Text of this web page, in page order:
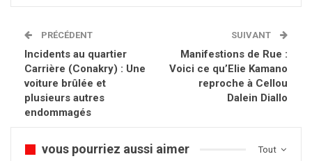
PRÉCÉDENT
Incidents au quartier
Carrière (Conakry) : Une
voiture brûlée et
plusieurs autres
endommagés
SUIVANT
Manifestions de Rue :
Voici ce qu’Elie Kamano
reproche à Cellou
Dalein Diallo
Tout
vous pourriez aussi aimer